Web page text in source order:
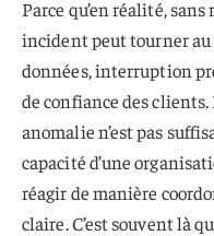
Parce qu’en réalité,
incident peut tourner au
données, interruption
de confiance des
anomalie n’est pas
capacité d’une
réagir de manière
claire. C’est souvent là